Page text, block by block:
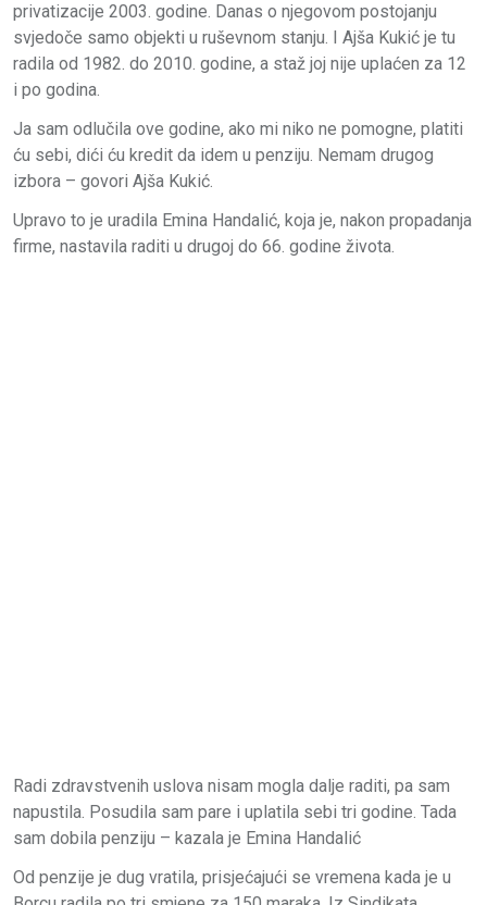
privatizacije 2003. godine. Danas o njegovom postojanju
svjedoče samo objekti u ruševnom stanju. I Ajša Kukić je tu
radila od 1982. do 2010. godine, a staž joj nije uplaćen za 12
i po godina.
Ja sam odlučila ove godine, ako mi niko ne pomogne, platiti
ću sebi, dići ću kredit da idem u penziju. Nemam drugog
izbora – govori Ajša Kukić.
Upravo to je uradila Emina Handalić, koja je, nakon propadanja
firme, nastavila raditi u drugoj do 66. godine života.
Radi zdravstvenih uslova nisam mogla dalje raditi, pa sam
napustila. Posudila sam pare i uplatila sebi tri godine. Tada
sam dobila penziju – kazala je Emina Handalić
Od penzije je dug vratila, prisjećajući se vremena kada je u